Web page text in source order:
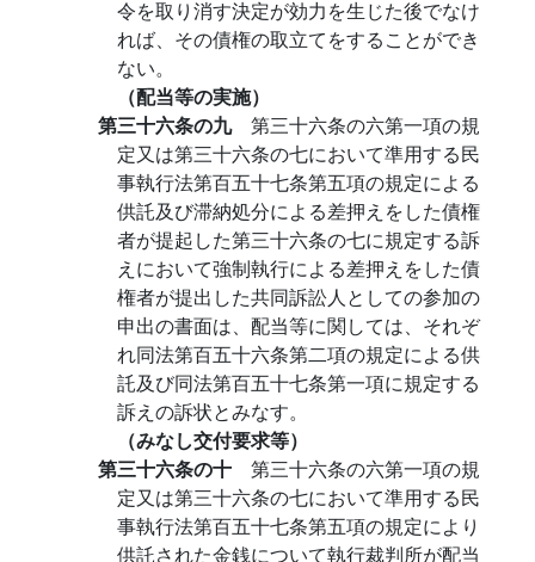
令を取り消す決定が効力を生じた後でなけ
れば、その債権の取立てをすることができ
ない。
（配当等の実施）
第三十六条の九 第三十六条の六第一項の規
定又は第三十六条の七において準用する民
事執行法第百五十七条第五項の規定による
供託及び滞納処分による差押えをした債権
者が提起した第三十六条の七に規定する訴
えにおいて強制執行による差押えをした債
権者が提出した共同訴訟人としての参加の
申出の書面は、配当等に関しては、それぞ
れ同法第百五十六条第二項の規定による供
託及び同法第百五十七条第一項に規定する
訴えの訴状とみなす。
（みなし交付要求等）
第三十六条の十 第三十六条の六第一項の規
定又は第三十六条の七において準用する民
事執行法第百五十七条第五項の規定により
供託された金銭について執行裁判所が配当